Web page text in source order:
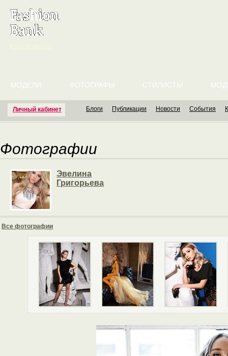
Личный кабинет
МОДЕЛИ ФОТОГРАФЫ СТИЛИСТЫ
Блоги Публикации Новости События
Фотографии
Эвелина
Григорьева
Все фотографии